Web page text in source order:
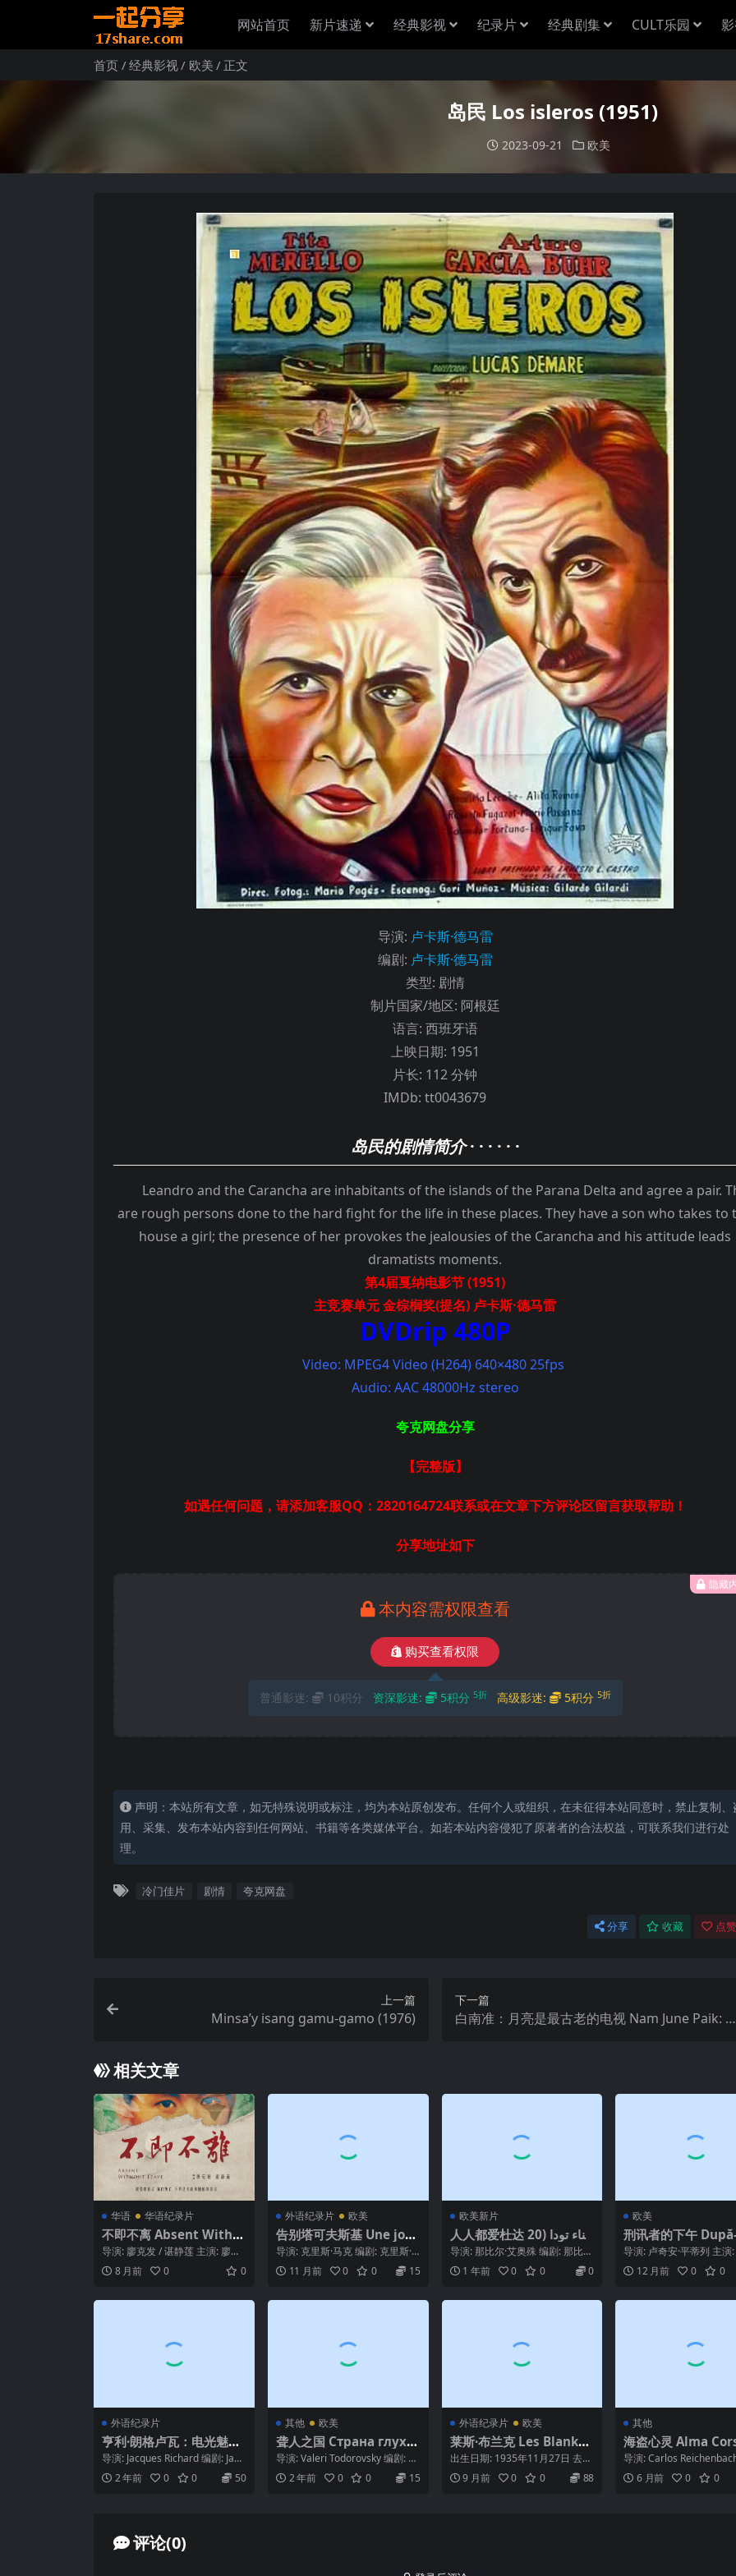
网站首页 新片速递 经典影视 纪录片 经典剧集 CULT乐园
首页 经典影视 欧美 正文
岛民 Los isleros (1951)
2023-09-21 欧美
导演: 卢卡斯·德马雷
编剧: 卢卡斯·德马雷
类型: 剧情
制片国家/地区: 阿根廷
语言: 西班牙语
上映日期: 1951
片长: 112 分钟
IMDb: tt0043679
岛民的剧情简介· · · · · ·
Leandro and the Carancha are inhabitants of the islands of the Parana Delta and agree a pair.
are rough persons done to the hard fight for the life in these places. They have a son who takes to
house a girl; the presence of her provokes the jealousies of the Carancha and his attitude leads
dramatists moments.
第4届戛纳电影节 (1951)
主竞赛单元 金棕榈奖(提名) 卢卡斯·德马雷
DVDrip 480P
Video: MPEG4 Video (H264) 640×480 25fps
Audio: AAC 48000Hz stereo
夸克网盘分享
【完整版】
如遇任何问题，请添加客服QQ：2820164724联系或在文章下方评论区留言获取帮助！
分享地址如下
隐藏
本内容需权限查看
购买查看权限
普通影迷: 10积分 资深影迷: 5积分 5折 高级影迷: 5积分 5折
声明：本站所有文章，如无特殊说明或标注，均为本站原创发布。任何个人或组织，在未征得本站同意时，禁止复制、
用、采集、发布本站内容到任何网站、书籍等各类媒体平台。如若本站内容侵犯了原著者的合法权益，可联系我们进行处
理。
冷门佳片 剧情 夸克网盘
分享 收藏 点
上一篇
Minsa’y isang gamu-gamo (1976)
下一篇
白南准：月亮是最古老的电视 Nam June Paik:
相关文章
华语 华语纪录片
不即不离 Absent Witho
ut Leave 2016
导演: 廖克发 / 谌静莲 主演: 廖祥
清 / 胡木娇 / 廖美玲 / 张平 /...
8 月前 0 0
外语纪录片 欧美
告别塔可夫斯基 Une jour
née d’Andrei Arsenevit
ch (2000)
导演: 克里斯·马克 编剧: 克里斯·
马克 主演: 安德烈·塔可夫斯
基 / 亚历...
11 月前 0 0 15
欧美新片
人人都爱杜达 غناء تودا (20
24)
导演: 那比尔·艾奥殊 编剧: 那比尔
·艾奥殊 / 玛丽亚姆·图扎尼 主
演: 尼...
1 年前 0 0 0
欧美
刑讯者的下午
aza unui
1)
导演: 卢奇安·平蒂列 主演
基·迪尼克 / 拉杜·贝利甘 /
12 月前 0 0
外语纪录片
亨利·朗格卢瓦：电光魅影
Le Fantôme d’Henri La
nglois (2004)
导演: Jacques Richard 编剧: Jacq
ues Richard ...
2 年前 0 0 50
其他 欧美
聋人之国 Страна глухи
х (1999)
导演: Valeri Todorovsky 编剧: Yu
riy Korotkov...
2 年前 0 0 15
外语纪录片 欧美
莱斯·布兰克 Les Blank
【合辑】
出生日期: 1935年11月27日 去世
日期: 2013年4月7日 出生地: 美...
9 月前 0 0 88
其他
海盗心灵 Alma
(1993)
导演: Carlos
剧: 卡洛斯·赖兴巴赫 主演
6 月前 0 0
评论(0)